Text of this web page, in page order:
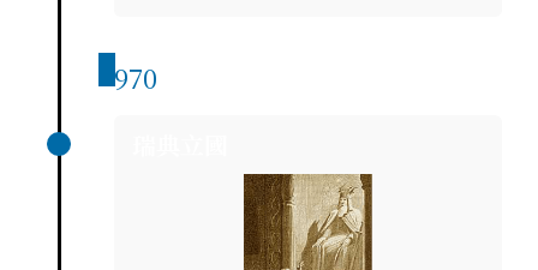
970